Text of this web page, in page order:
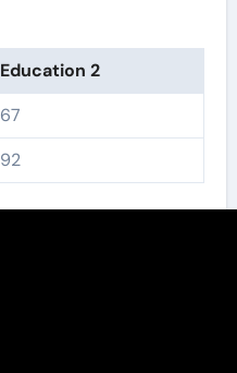
Education 2
67
92